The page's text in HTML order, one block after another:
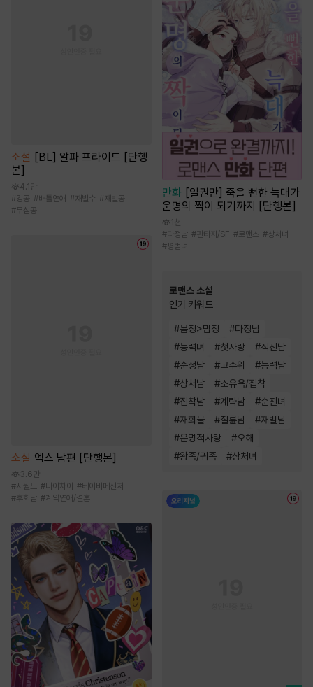
소설
[BL] 알파 프라이드 [단행
본]
4.1만
#강공 #배틀연애 # 재벌수 # 재벌공
#무심공
소설 엑스 남편 [단행본]
3.6만
#시월드 #나이차이 #베이비메신저
#후회남 # 계약연애/결혼
만화 [일권만] 죽을 뻔한 늑대가
운명의 짝이 되기까지 [단행본]
1천
#다정남 #판타지/SF #로맨스 #상처녀
#평범녀
로맨스 소설
인기 키워드
#몸정>맘정 #다정남
#능력녀 #첫사랑 #직진남
#순정남 #고수위 #능력남
#상처남 #소유욕/집착
#집착남 #계략남 #순진녀
#재회물 #절륜남 #재벌남
#운명적사랑 #오해
#왕족/귀족 #상처녀